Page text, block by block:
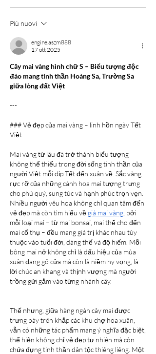
Più nuovi
engine.aszm888
17 ott 2025
Cây mai vàng hình chữ S – Biểu tượng độc
đáo mang tinh thần Hoàng Sa, Trường Sa
giữa lòng đất Việt
---
### Vẻ đẹp của mai vàng – linh hồn ngày Tết
Việt
Mai vàng từ lâu đã trở thành biểu tượng
không thể thiếu trong đời sống tinh thần của
người Việt mỗi dịp Tết đến xuân về. Sắc vàng
rực rỡ của những cánh hoa mai tượng trưng
cho phú quý, sung túc và hạnh phúc trọn vẹn.
Nhiều người yêu hoa không chỉ quan tâm đến
vẻ đẹp mà còn tìm hiểu về giá mai vàng , bởi
mỗi loại mai – từ mai bonsai, mai thế cho đến
mai cổ thụ – đều mang giá trị khác nhau tùy
thuộc vào tuổi đời, dáng thế và độ hiếm. Mỗi
bông mai nở không chỉ là dấu hiệu của mùa
xuân đang gõ cửa mà còn là niềm hy vọng, là
lời chúc an khang và thịnh vượng mà người
trồng gửi gắm vào từng nhánh cây.
Thế nhưng, giữa hàng ngàn cây mai được
trưng bày trên khắp các khu chợ hoa xuân,
vẫn có những tác phẩm mang ý nghĩa đặc biệt,
thể hiện không chỉ vẻ đẹp tự nhiên mà còn
chứa đựng tinh thần dân tộc thiêng liêng. Một